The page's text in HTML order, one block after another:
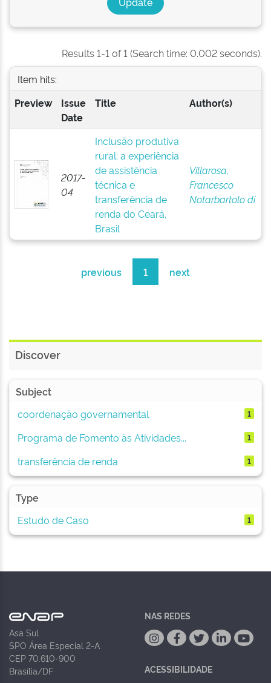
Results 1-1 of 1 (Search time: 0.002 seconds).
Item hits:
Preview
Issue
Date
Title Author(s)
2017-
04
Inclusão produtiva
rural: a experiência
de assistência
técnica e
transferência de
renda do Ceará,
Brasil
Villarosa,
Francesco
Notarbartolo di
previous 1 next
Discover
Subject
coordenação governamental
1
Programa de Fomento às Atividades... 1
transferência de renda 1
Type
Estudo de Caso
1
Asa Sul
SPO Área Especial 2-A
CEP 70.610-900
Brasília/DF
NAS REDES
ACESSIBILIDADE